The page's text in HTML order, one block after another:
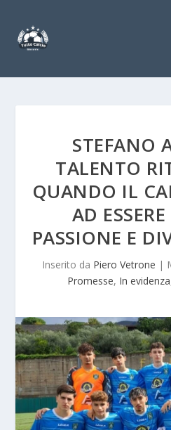
STEFANO
TALENTO
QUANDO IL
AD
PASSIONE E
Inserito da Piero Vetrone |
Promesse, In evidenza